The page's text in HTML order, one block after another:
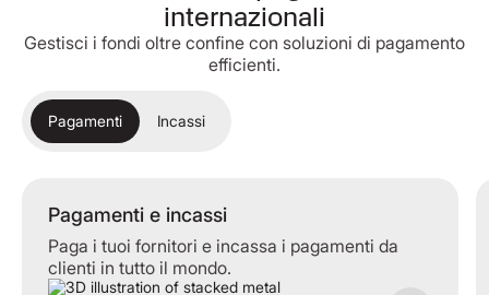
internazionali
Gestisci i fondi oltre confine con soluzioni di pagamento
efficienti.
Pagamenti Incassi
Pagamenti e incassi
Paga i tuoi fornitori e incassa i pagamenti da
clienti in tutto il mondo.
Pagamenti e incassi